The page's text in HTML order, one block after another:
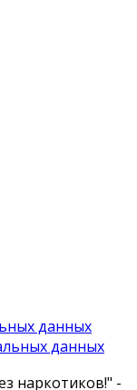
данных
данных
наркотиков!" -